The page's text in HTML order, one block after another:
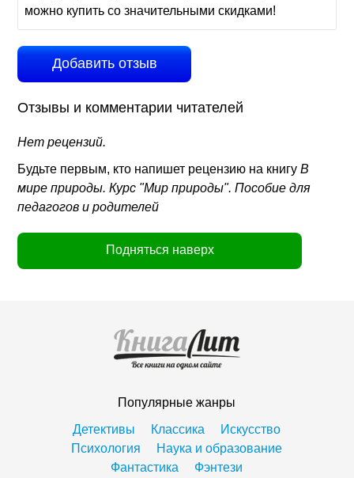
можно купить со значительными скидками!
Добавить отзыв
Отзывы и комментарии читателей
Нет рецензий.
Будьте первым, кто напишет рецензию на книгуВ
мире природы. Курс "Мир природы". Пособие для
педагогов и родителей
Подняться наверх
Популярные жанры
Детективы
Классика
Искусство
Психология
Наука и образование
Фантастика
Фэнтези